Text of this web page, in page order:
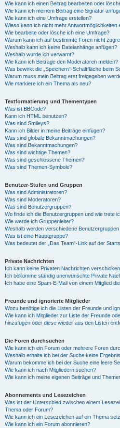
Wie kann ich einen Beitrag bearbeiten oder
Wie kann ich meinem Beitrag eine Signatur
Wie kann ich eine Umfrage erstellen?
Wieso kann ich nicht mehr Antwortmöglichkeiten
Wie bearbeite oder lösche ich eine Umfrage?
Warum kann ich auf bestimmte Foren nicht
Weshalb kann ich keine Dateianhänge anfügen?
Weshalb wurde ich verwarnt?
Wie kann ich Beiträge den Moderatoren melden?
Was bewirkt die „Speichern“-Schaltfläche beim
Warum muss mein Beitrag erst freigegeben
Wie markiere ich ein Thema als neu?
Textformatierung und Thementypen
Was ist BBCode?
Kann ich HTML benutzen?
Was sind Smileys?
Kann ich Bilder in meine Beiträge einfügen?
Was sind globale Bekanntmachungen?
Was sind Bekanntmachungen?
Was sind wichtige Themen?
Was sind geschlossene Themen?
Was sind Themen-Symbole?
Benutzer-Stufen und Gruppen
Was sind Administratoren?
Was sind Moderatoren?
Was sind Benutzergruppen?
Wo finde ich die Benutzergruppen und wie trete
Wie werde ich Gruppenleiter?
Weshalb werden verschiedene
Was ist eine Hauptgruppe?
Was bedeutet der „Das Team“-Link auf der
Private Nachrichten
Ich kann keine Privaten Nachrichten
Ich bekomme ständig unerwünschte Private
Ich habe eine Spam-E-Mail von einem Mitglied
Freunde und ignorierte Mitglieder
Wozu benötige ich die Listen der Freunde und
Wie kann ich Mitglieder zur Liste der Freunde
hinzufügen oder diese wieder aus den Listen
Die Foren durchsuchen
Wie kann ich ein Forum oder mehrere Foren
Weshalb erhalte ich bei der Suche keine
Warum bekomme ich bei der Suche eine leere
Wie kann ich nach Mitgliedern suchen?
Wie kann ich meine eigenen Beiträge und
Abonnements und Lesezeichen
Was ist der Unterschied zwischen einem
Thema oder Forum?
Wie kann ich ein Lesezeichen auf ein Thema
Wie kann ich ein Forum abonnieren?